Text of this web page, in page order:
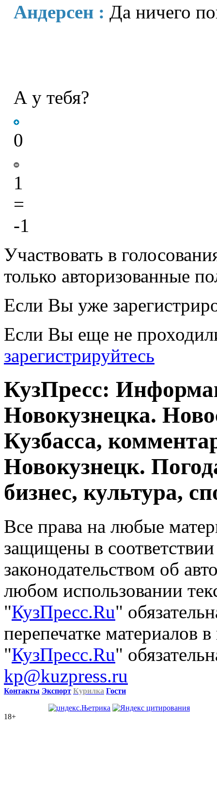
Андерсен : Да ничего
А у тебя?
0
1
=
-1
Участвовать в
только авторизованные
Если Вы уже
Если Вы еще не
зарегистрируйтесь
КузПресс:
Новокузнецка.
Кузбасса,
Новокузнецк.
бизнес, культура,
Все права на любые
защищены в
законодательством об
любом использовании
"КузПресс.Ru"
перепечатке материалов
"КузПресс.Ru"
kp@kuzpress.ru
Контакты Экспорт Курилка Гости
18+